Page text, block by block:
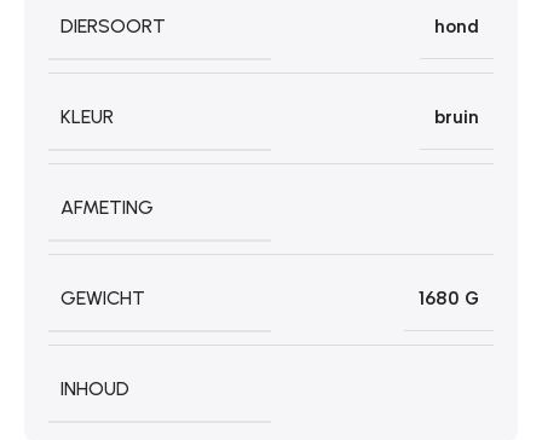
DIERSOORT hond
KLEUR bruin
AFMETING
GEWICHT 1680 G
INHOUD